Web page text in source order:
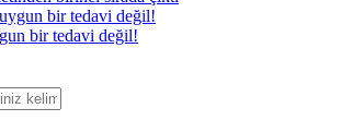
bir tedavi değil!